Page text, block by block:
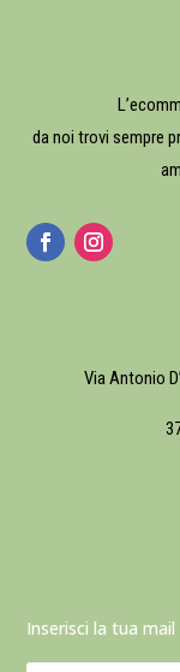
da noi trovi sempre
Via Antonio
Inserisci la tua